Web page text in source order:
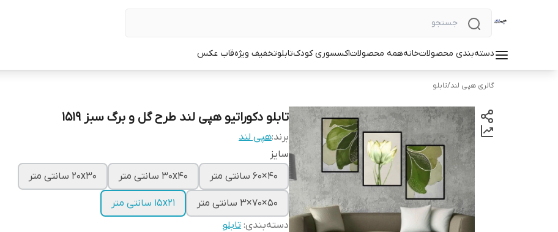
دسته‌بندی محصولاتخانههمه محصولاتاکسسوری کودکتابلوتخفیف ویژهقاب عکس
گالری هپی لند/تابلو
تابلو دکوراتیو هپی لند طرح گل و برگ سبز 1519
برند:هپی لند
سایز
40×60 سانتی متر
30x40 سانتی متر 20x30 سانتی متر
50×70×3 سانتی متر
15x21 سانتی متر
دسته‌بندی: تابلو